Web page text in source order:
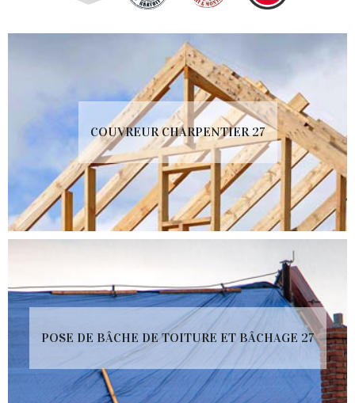
COUVREUR CHARPENTIER 27
POSE DE BÂCHE DE TOITURE ET BÂCHAGE 27